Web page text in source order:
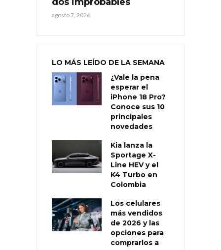
agosto 7, 2026
LO MÁS LEÍDO DE LA SEMANA
¿Vale la pena
esperar el
iPhone 18 Pro?
Conoce sus 10
principales
novedades
Kia lanza la
Sportage X-
Line HEV y el
K4 Turbo en
Colombia
Los celulares
más vendidos
de 2026 y las
opciones para
comprarlos a